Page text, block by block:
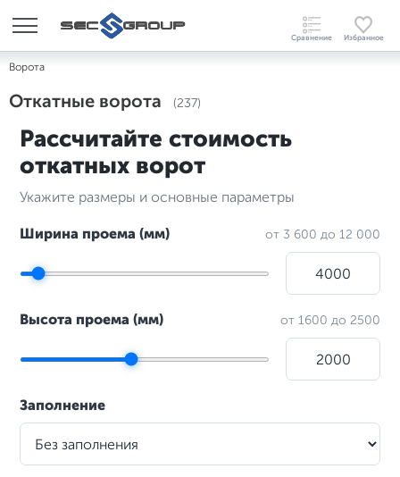
Ворота
Откатные ворота (237)
Рассчитайте стоимость
откатных ворот
Укажите размеры и основные параметры
Ширина проема (мм) от 3 600 до 12 000
Высота проема (мм) от 1600 до 2500
Заполнение